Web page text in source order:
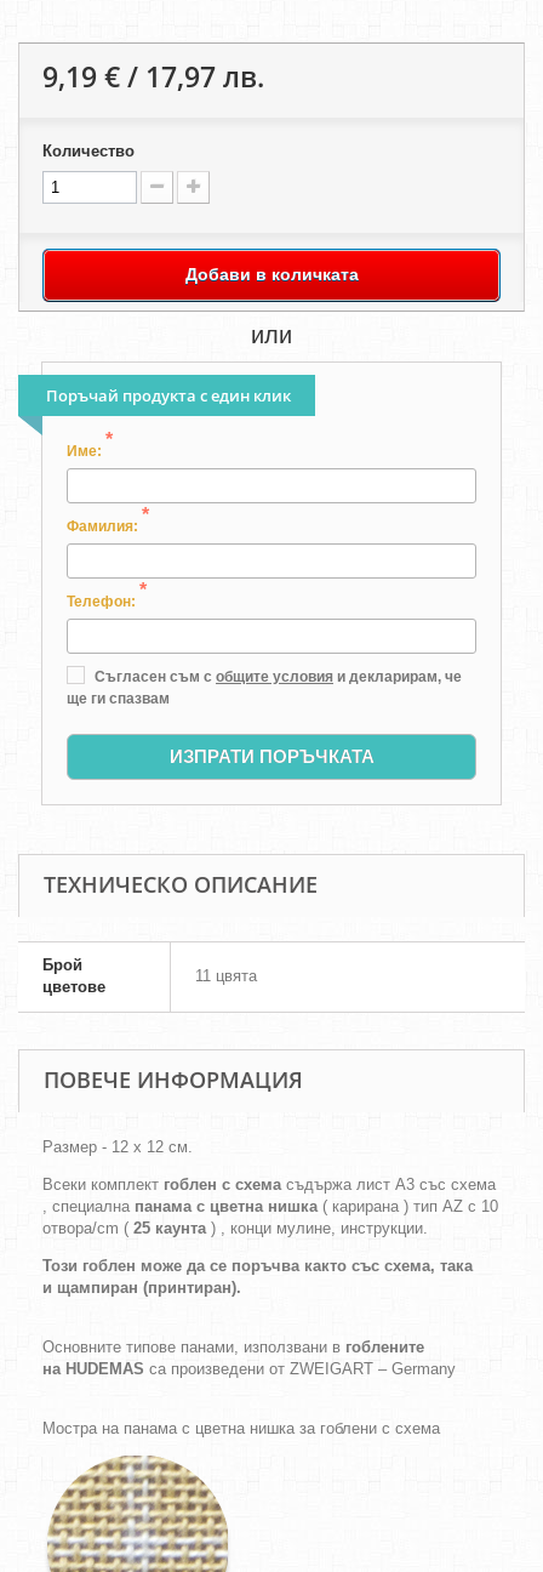
9,19 € / 17,97 лв.
Количество
Добави в количката
или
Поръчай продукта с един клик
Име:
*
Фамилия:
*
Телефон:
*
Съгласен съм с общите условия и декларирам, че
ще ги спазвам
ИЗПРАТИ ПОРЪЧКАТА
ТЕХНИЧЕСКО ОПИСАНИЕ
Брой
цветове
11 цвята
ПОВЕЧЕ ИНФОРМАЦИЯ
Размер - 12 х 12 см.
Всеки комплект гоблен с схемасъдържа лист А3 със схема
, специална панама с цветна нишка( карирана ) тип AZ с 10
отвора/cm ( 25 каунта) , конци мулине, инструкции.
Този гоблен може да се поръчва както със схема, така
и щампиран (принтиран).
Основните типове панами, използвани в гоблените
на HUDEMAS са произведени от ZWEIGART – Germany
Мостра на панама с цветна нишка за гоблени с схема